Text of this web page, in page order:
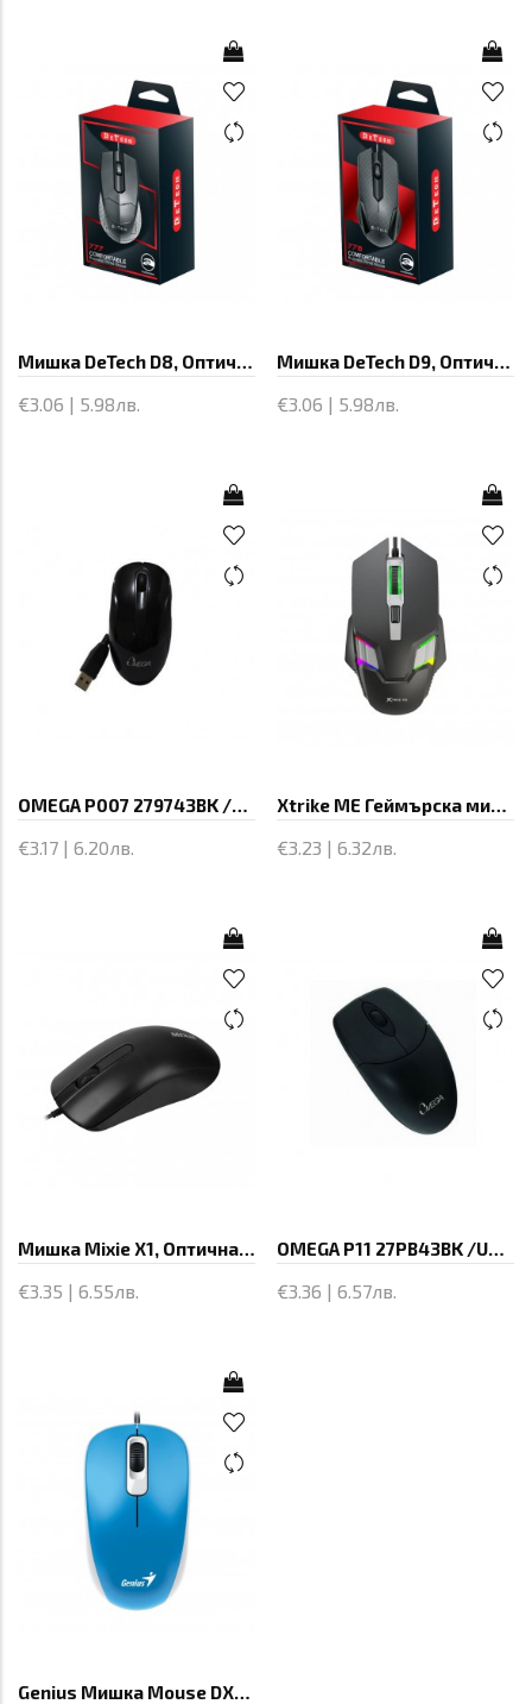
Мишка DeTech D8, Оптична, Черен - 777
€3.06 | 5.98лв.
Мишка DeTech D9, Оптична, Черен - 778
€3.06 | 5.98лв.
OMEGA P007 279743BK /USB/BL
€3.17 | 6.20лв.
Xtrike ME Геймърска мишка Gaming Mouse GM-110 - 3600dpi
€3.23 | 6.32лв.
Мишка Mixie X1, Оптична, Черен - 656
€3.35 | 6.55лв.
OMEGA P11 27PB43BK /USB/BL
€3.36 | 6.57лв.
Genius Мишка Mouse DX-110 Blue - USB